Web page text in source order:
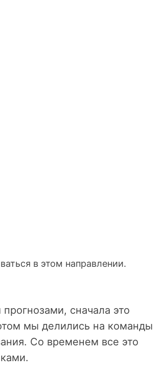
в этом направлении.
сначала это
мы делились на команды
Со временем все это